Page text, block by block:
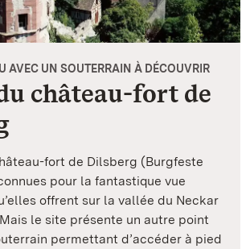
AVEC UN SOUTERRAIN À DÉCOUVRIR
château-fort de
fort de Dilsberg (Burgfeste
pour la fantastique vue
offrent sur la vallée du Neckar
le site présente un autre point
permettant d’accéder à pied